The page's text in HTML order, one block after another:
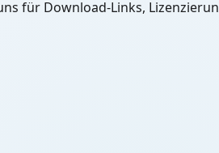
für Download-Links,